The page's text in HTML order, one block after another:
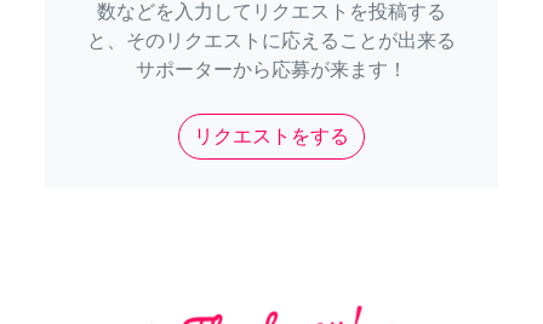
数などを入力してリクエストを投稿する
と、そのリクエストに応えることが出来る
サポーターから応募が来ます！
リクエストをする